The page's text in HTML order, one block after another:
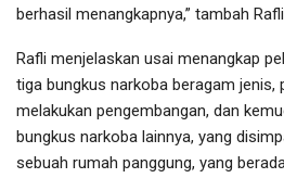
berhasil menangkapnya,” tambah
Rafli menjelaskan usai menangkap
tiga bungkus narkoba beragam jenis,
melakukan pengembangan, dan
bungkus narkoba lainnya, yang
sebuah rumah panggung, yang